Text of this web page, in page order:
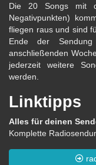
Die 20 Songs mit
Negativpunkten)
fliegen raus und sind
Ende der
anschließenden
jederzeit weitere
werden.
Linktipps
Alles für deinen
Komplette